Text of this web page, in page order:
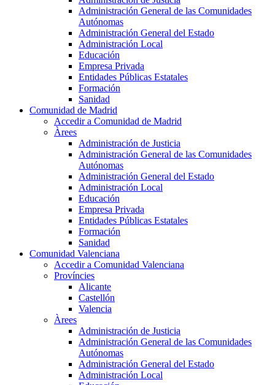
Administración General de las Comunidades
Autónomas
Administración General del Estado
Administración Local
Educación
Empresa Privada
Entidades Públicas Estatales
Formación
Sanidad
Comunidad de Madrid
Accedir a Comunidad de Madrid
Àrees
Administración de Justicia
Administración General de las Comunidades
Autónomas
Administración General del Estado
Administración Local
Educación
Empresa Privada
Entidades Públicas Estatales
Formación
Sanidad
Comunidad Valenciana
Accedir a Comunidad Valenciana
Províncies
Alicante
Castellón
Valencia
Àrees
Administración de Justicia
Administración General de las Comunidades
Autónomas
Administración General del Estado
Administración Local